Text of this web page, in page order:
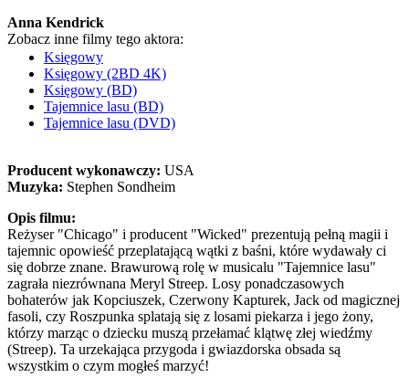
Anna Kendrick
Zobacz inne filmy tego aktora:
Księgowy
Księgowy (2BD 4K)
Księgowy (BD)
Tajemnice lasu (BD)
Tajemnice lasu (DVD)
Producent wykonawczy: USA
Muzyka: Stephen Sondheim
Opis filmu:
Reżyser "Chicago" i producent "Wicked" prezentują pełną magii i
tajemnic opowieść przeplatającą wątki z baśni, które wydawały ci
się dobrze znane. Brawurową rolę w musicalu "Tajemnice lasu"
zagrała niezrównana Meryl Streep. Losy ponadczasowych
bohaterów jak Kopciuszek, Czerwony Kapturek, Jack od magicznej
fasoli, czy Roszpunka splatają się z losami piekarza i jego żony,
którzy marząc o dziecku muszą przełamać klątwę złej wiedźmy
(Streep). Ta urzekająca przygoda i gwiazdorska obsada są
wszystkim o czym mogłeś marzyć!